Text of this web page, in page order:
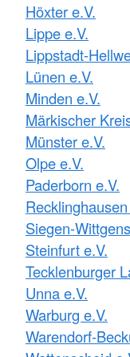
Höxter e.V.
Lippe e.V.
Lippstadt-
Lünen e.V.
Minden e.V.
Märkischer
Münster e.V.
Olpe e.V.
Paderborn e.V.
Recklinghausen
Siegen-
Steinfurt e.V.
Tecklenburger
Unna e.V.
Warburg e.V.
Warendorf-